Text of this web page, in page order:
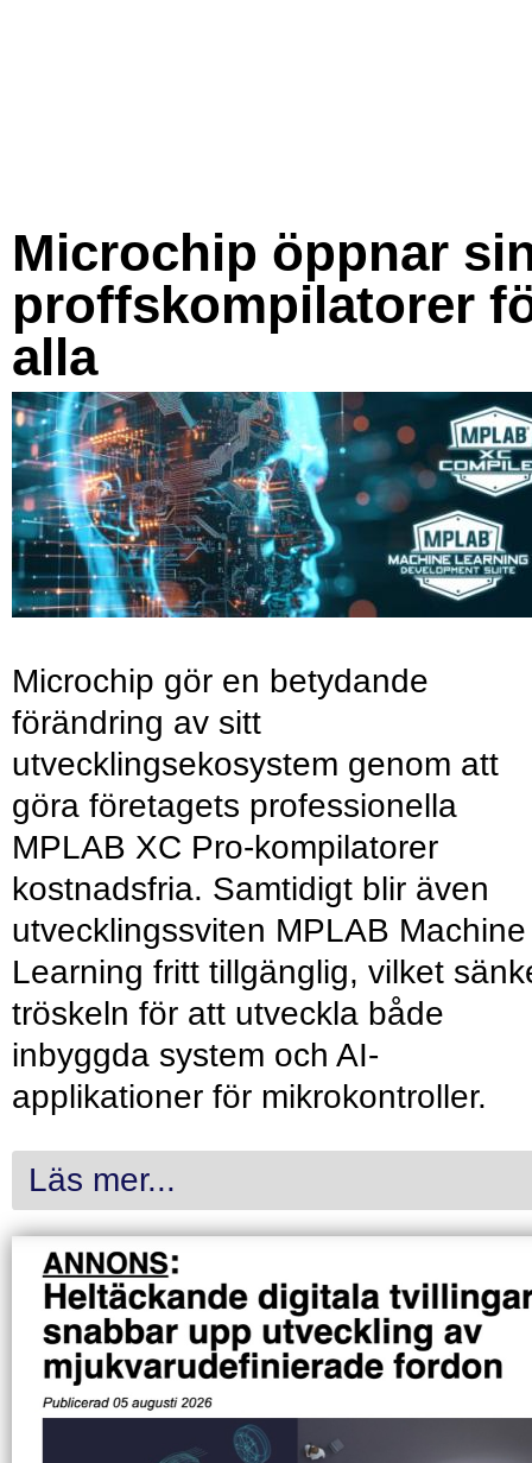
Microchip öppnar
proffskompilatorer
alla
Microchip gör en betydande
förändring av sitt
utvecklingsekosystem genom att
göra företagets professionella
MPLAB XC Pro-kompilatorer
kostnadsfria. Samtidigt blir även
utvecklingssviten MPLAB Machine
Learning fritt tillgänglig, vilket
tröskeln för att utveckla både
inbyggda system och AI-
applikationer för mikrokontroller.
Läs mer...